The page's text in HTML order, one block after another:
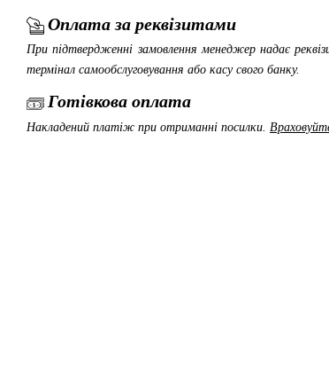
Оплата за реквізитами
При підтвердженні замовлення менеджер надає
термінал самообслуговування або касу свого банку.
Готівкова оплата
Накладений платіж при отриманні посилки.